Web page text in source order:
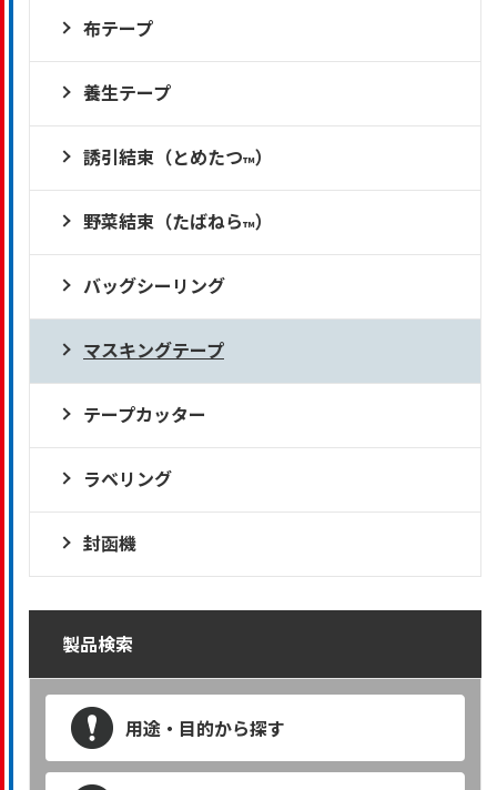
布テープ
養生テープ
誘引結束（とめたつ™）
野菜結束（たばねら™）
バッグシーリング
マスキングテープ
テープカッター
ラベリング
封函機
製品検索
用途・目的から探す